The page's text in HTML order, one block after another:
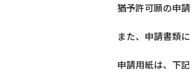
猶予許可願の申
また、申請書類
申請用紙は、下